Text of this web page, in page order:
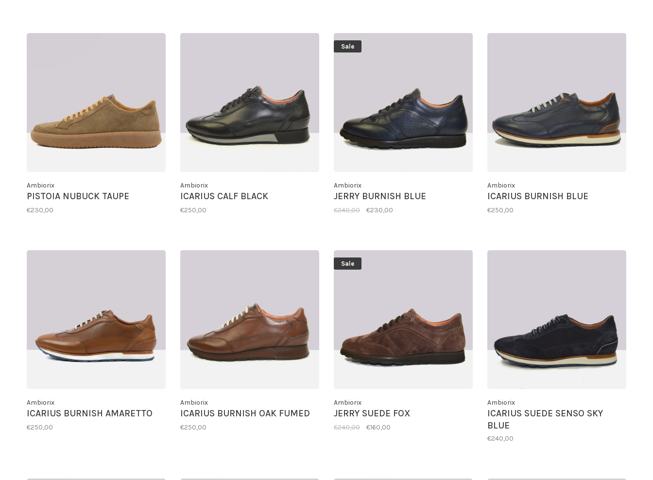
Ambiorix
PISTOIA NUBUCK TAUPE
€230,00
Ambiorix
ICARIUS CALF BLACK
€250,00
Sale
Ambiorix
JERRY BURNISH BLUE
€240,00 €230,00
Ambiorix
ICARIUS BURNISH BLUE
€250,00
Ambiorix
ICARIUS BURNISH AMARETTO
€250,00
Ambiorix
ICARIUS BURNISH OAK FUMED
€250,00
Sale
Ambiorix
JERRY SUEDE FOX
€240,00 €160,00
Ambiorix
ICARIUS SUEDE SENSO SKY
BLUE
€240,00